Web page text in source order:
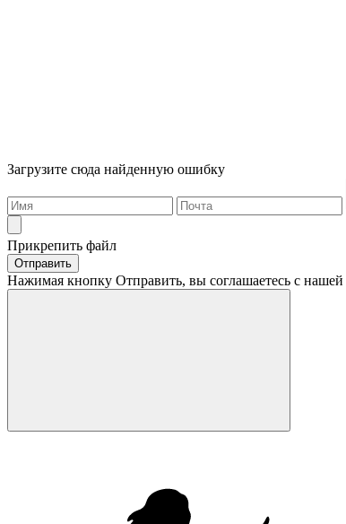
Загрузите сюда найденную ошибку
Прикрепить файл
Отправить
Нажимая кнопку Отправить, вы соглашаетесь с нашей